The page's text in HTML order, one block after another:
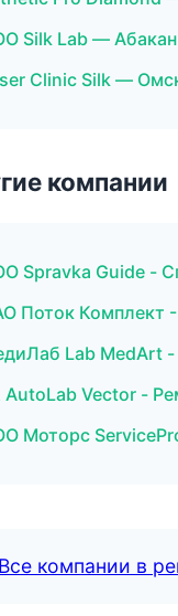
Silk Lab — Абакан
Clinic Silk —
компании
Spravka Guide -
Поток Комплект
Lab MedArt -
AutoLab Vector -
Моторс
Все компании в